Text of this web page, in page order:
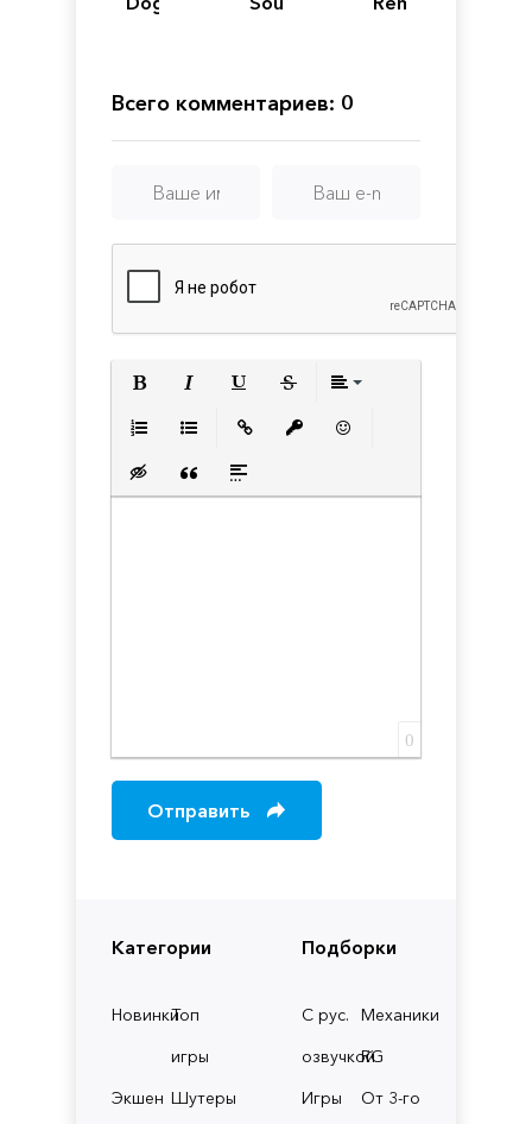
Категории
НовинкиТоп
игры
Экшен Шутеры
Подборки
С рус.
озвучкой
Механики
RG
Игры
От 3-го
Всего комментариев: 0
Вставка скрытого текста
Вставка цитаты
Вставка спойлера
0
Отправить